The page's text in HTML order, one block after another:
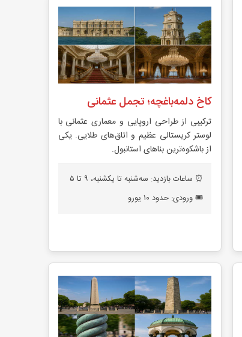
کاخ دلمه‌باغچه؛ تجمل عثمانی
ترکیبی از طراحی اروپایی و معماری عثمانی با
لوستر کریستالی عظیم و اتاق‌های طلایی. یکی
از باشکوه‌ترین بناهای استانبول.
⏰ ساعات بازدید: سه‌شنبه تا یکشنبه، ۹ تا ۵
🎟️ ورودی: حدود ۱۰ یورو